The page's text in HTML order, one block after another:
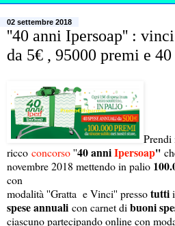
02 settembre 2018
''40 anni Ipersoap'' :
da 5€ , 95000 premi e
Prendi
ricco concorso''40 anniIpersoap''
novembre 2018 mettendo in palio
con
modalità ''Gratta e Vinci'' pressotutti
spese annuali con carnet di buoni
ciascuno partecipando online con